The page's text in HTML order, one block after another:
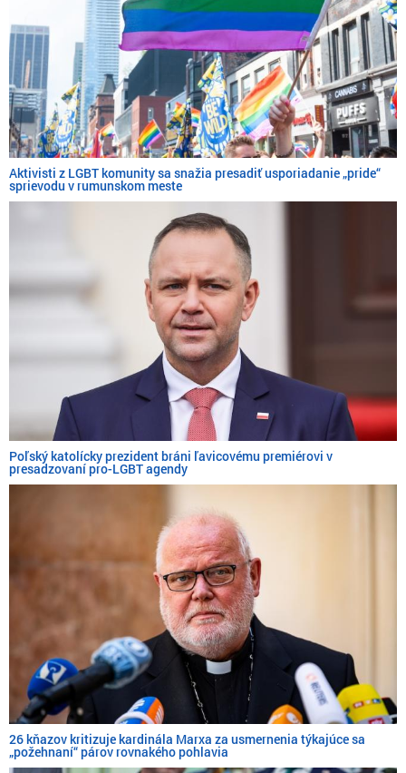
Aktivisti z LGBT komunity sa snažia presadiť usporiadanie „pride“
sprievodu v rumunskom meste
Poľský katolícky prezident bráni ľavicovému premiérovi v
presadzovaní pro-LGBT agendy
26 kňazov kritizuje kardinála Marxa za usmernenia týkajúce sa
„požehnaní“ párov rovnakého pohlavia